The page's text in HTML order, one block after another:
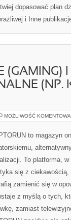
dopasować plan
i Inne
(GAMING)
MOŻLIWOŚĆ
to magazyn
To platforma,
się z
zamienić się w
z myślą o tych,
zamiast